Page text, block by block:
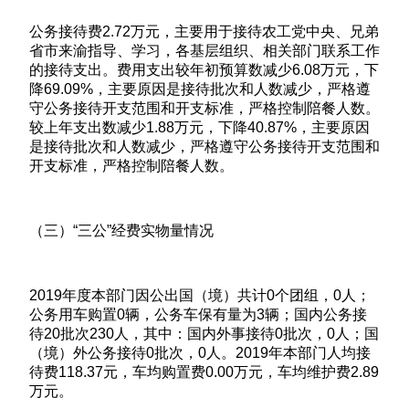
公务接待费2.72万元，主要用于接待农工党中央、兄弟
省市来渝指导、学习，各基层组织、相关部门联系工作
的接待支出。费用支出较年初预算数减少6.08万元，下
降69.09%，主要原因是接待批次和人数减少，严格遵
守公务接待开支范围和开支标准，严格控制陪餐人数。
较上年支出数减少1.88万元，下降40.87%，主要原因
是接待批次和人数减少，严格遵守公务接待开支范围和
开支标准，严格控制陪餐人数。
（三）“三公”经费实物量情况
2019年度本部门因公出国（境）共计0个团组，0人；
公务用车购置0辆，公务车保有量为3辆；国内公务接
待20批次230人，其中：国内外事接待0批次，0人；国
（境）外公务接待0批次，0人。2019年本部门人均接
待费118.37元，车均购置费0.00万元，车均维护费2.89
万元。